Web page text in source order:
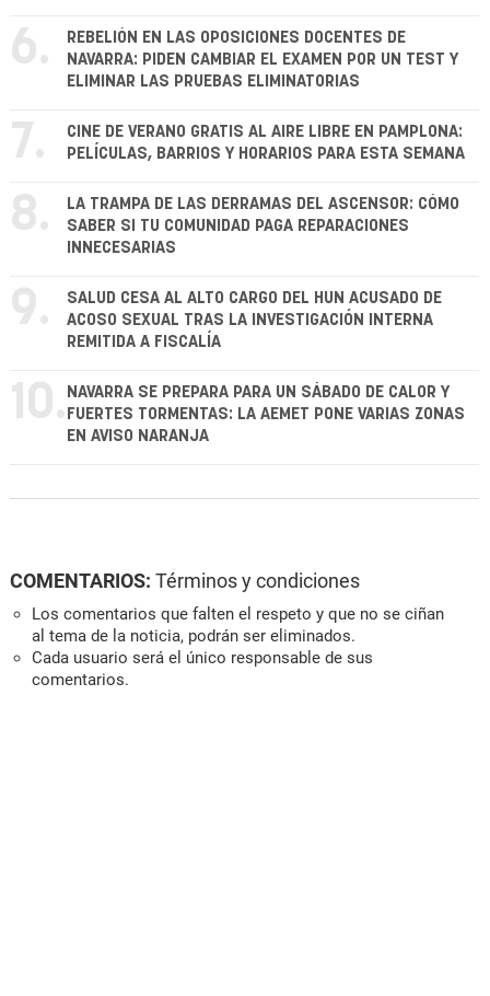
6.
REBELIÓN EN LAS OPOSICIONES DOCENTES DE
NAVARRA: PIDEN CAMBIAR EL EXAMEN POR UN TEST Y
ELIMINAR LAS PRUEBAS ELIMINATORIAS
7.
CINE DE VERANO GRATIS AL AIRE LIBRE EN PAMPLONA:
PELÍCULAS, BARRIOS Y HORARIOS PARA ESTA SEMANA
8.
LA TRAMPA DE LAS DERRAMAS DEL ASCENSOR: CÓMO
SABER SI TU COMUNIDAD PAGA REPARACIONES
INNECESARIAS
9.
SALUD CESA AL ALTO CARGO DEL HUN ACUSADO DE
ACOSO SEXUAL TRAS LA INVESTIGACIÓN INTERNA
REMITIDA A FISCALÍA
10. NAVARRA SE PREPARA PARA UN SÁBADO DE CALOR Y
FUERTES TORMENTAS: LA AEMET PONE VARIAS ZONAS
EN AVISO NARANJA
COMENTARIOS: Términos y condiciones
Los comentarios que falten el respeto y que no se ciñan
al tema de la noticia, podrán ser eliminados.
Cada usuario será el único responsable de sus
comentarios.